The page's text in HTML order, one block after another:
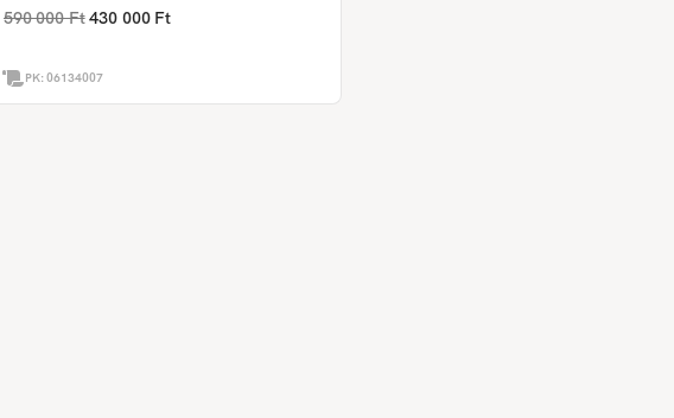
590 000 Ft 430 000 Ft
PK:06134007